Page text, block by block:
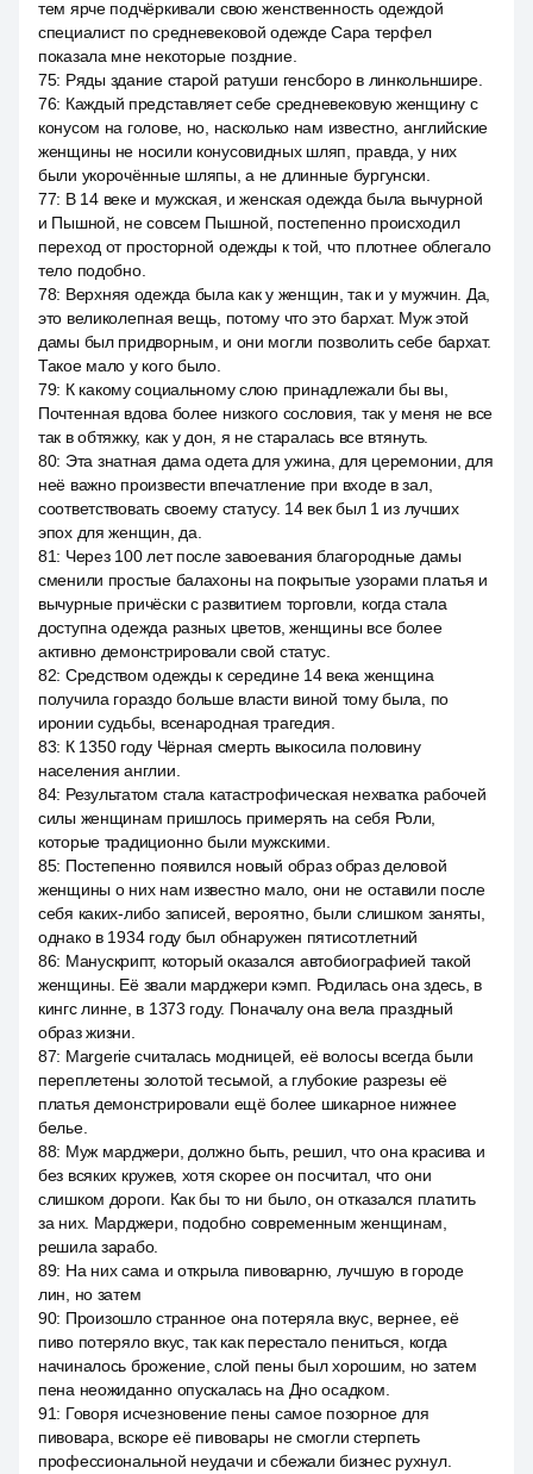
тем ярче подчёркивали свою женственность одеждой
специалист по средневековой одежде Сара терфел
показала мне некоторые поздние.
75: Ряды здание старой ратуши генсборо в линкольншире.
76: Каждый представляет себе средневековую женщину с
конусом на голове, но, насколько нам известно, английские
женщины не носили конусовидных шляп, правда, у них
были укорочённые шляпы, а не длинные бургунски.
77: В 14 веке и мужская, и женская одежда была вычурной
и Пышной, не совсем Пышной, постепенно происходил
переход от просторной одежды к той, что плотнее облегало
тело подобно.
78: Верхняя одежда была как у женщин, так и у мужчин. Да,
это великолепная вещь, потому что это бархат. Муж этой
дамы был придворным, и они могли позволить себе бархат.
Такое мало у кого было.
79: К какому социальному слою принадлежали бы вы,
Почтенная вдова более низкого сословия, так у меня не все
так в обтяжку, как у дон, я не старалась все втянуть.
80: Эта знатная дама одета для ужина, для церемонии, для
неё важно произвести впечатление при входе в зал,
соответствовать своему статусу. 14 век был 1 из лучших
эпох для женщин, да.
81: Через 100 лет после завоевания благородные дамы
сменили простые балахоны на покрытые узорами платья и
вычурные причёски с развитием торговли, когда стала
доступна одежда разных цветов, женщины все более
активно демонстрировали свой статус.
82: Средством одежды к середине 14 века женщина
получила гораздо больше власти виной тому была, по
иронии судьбы, всенародная трагедия.
83: К 1350 году Чёрная смерть выкосила половину
населения англии.
84: Результатом стала катастрофическая нехватка рабочей
силы женщинам пришлось примерять на себя Роли,
которые традиционно были мужскими.
85: Постепенно появился новый образ образ деловой
женщины о них нам известно мало, они не оставили после
себя каких-либо записей, вероятно, были слишком заняты,
однако в 1934 году был обнаружен пятисотлетний
86: Манускрипт, который оказался автобиографией такой
женщины. Её звали марджери кэмп. Родилась она здесь, в
кингс линне, в 1373 году. Поначалу она вела праздный
образ жизни.
87: Margerie считалась модницей, её волосы всегда были
переплетены золотой тесьмой, а глубокие разрезы её
платья демонстрировали ещё более шикарное нижнее
белье.
88: Муж марджери, должно быть, решил, что она красива и
без всяких кружев, хотя скорее он посчитал, что они
слишком дороги. Как бы то ни было, он отказался платить
за них. Марджери, подобно современным женщинам,
решила зарабо.
89: На них сама и открыла пивоварню, лучшую в городе
лин, но затем
90: Произошло странное она потеряла вкус, вернее, её
пиво потеряло вкус, так как перестало пениться, когда
начиналось брожение, слой пены был хорошим, но затем
пена неожиданно опускалась на Дно осадком.
91: Говоря исчезновение пены самое позорное для
пивовара, вскоре её пивовары не смогли стерпеть
профессиональной неудачи и сбежали бизнес рухнул.